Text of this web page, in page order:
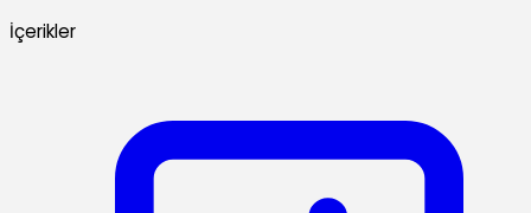
İçerikler